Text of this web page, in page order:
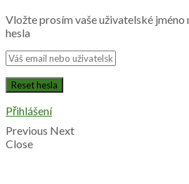
Vložte prosím vaše uživatelské jméno
hesla
Přihlášení
Previous Next
Close